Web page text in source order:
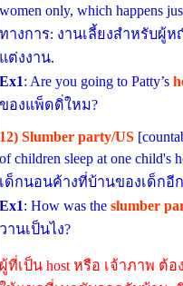
women only, which happens
ทางการ: งานเลี้ยงสําหรับผู้
แต่งงาน.
Ex1: Are you going to Patty’s
ของแพ็ดดิ่ใหม?
12) Slumber party/US
of children sleep at one
เด็กนอนค้างที่บ้านของเด็กอี
Ex1: How was the slumber
วานเป็นไง?
ผู้ที่เป็น host หรือ เจ้าภาพ